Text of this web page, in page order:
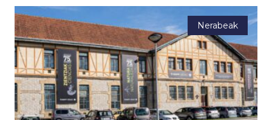
Nerabeak